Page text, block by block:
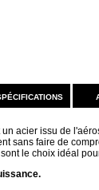
un acier issu de
sans faire de
le choix idéal